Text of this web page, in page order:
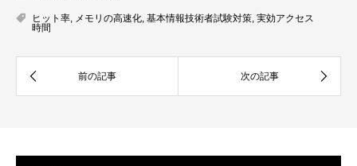
ヒット率, メモリの高速化, 基本情報技術者試験対策, 実効アクセス
時間